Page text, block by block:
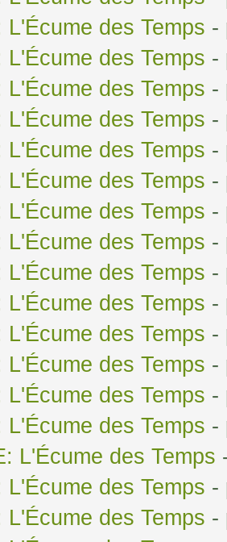
L'Écume des Temps -
L'Écume des Temps -
L'Écume des Temps -
L'Écume des Temps -
L'Écume des Temps -
L'Écume des Temps -
L'Écume des Temps -
L'Écume des Temps -
L'Écume des Temps -
L'Écume des Temps -
L'Écume des Temps -
L'Écume des Temps -
L'Écume des Temps -
L'Écume des Temps -
L'Écume des Temps
L'Écume des Temps -
L'Écume des Temps -